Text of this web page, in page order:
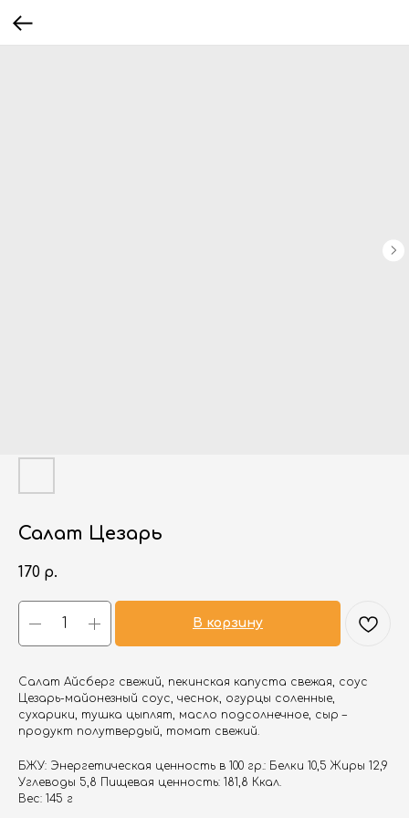
Салат Цезарь
170 р.
В корзину
Салат Айсберг свежий, пекинская капуста свежая, соус
Цезарь-майонезный соус, чеснок, огурцы соленные,
сухарики, тушка цыплят, масло подсолнечное, сыр –
продукт полутвердый, томат свежий.
БЖУ: Энергетическая ценность в 100 гр.: Белки 10,5 Жиры 12,9
Углеводы 5,8 Пищевая ценность: 181,8 Ккал.
Вес: 145 г